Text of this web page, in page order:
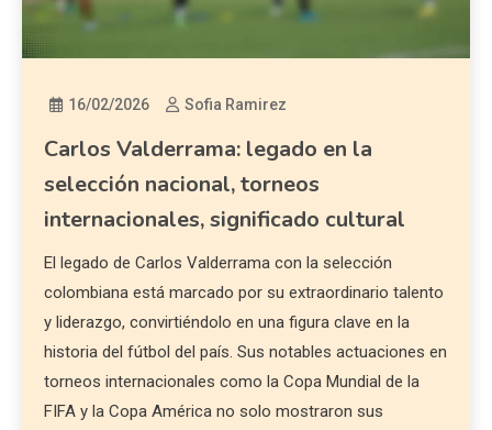
16/02/2026 Sofia Ramirez
Carlos Valderrama: legado en la
selección nacional, torneos
internacionales, significado cultural
El legado de Carlos Valderrama con la selección
colombiana está marcado por su extraordinario talento
y liderazgo, convirtiéndolo en una figura clave en la
historia del fútbol del país. Sus notables actuaciones en
torneos internacionales como la Copa Mundial de la
FIFA y la Copa América no solo mostraron sus